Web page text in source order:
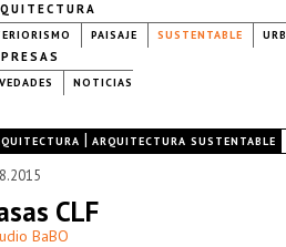
PAISAJE SUSTENTABLE
NOTICIAS
| ARQUITECTURA SUSTENTABLE
CLF
BaBO